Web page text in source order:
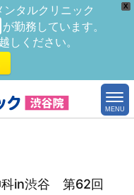
X
ンタルクリニック
が勤務しています。
しください。
MENU
科in渋谷 第62回